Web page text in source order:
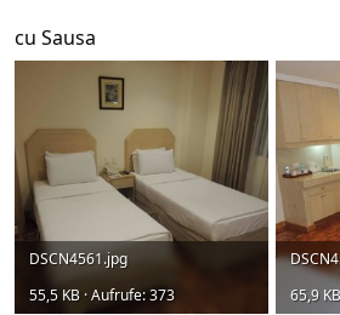
cu Sausa
DSCN4561.jpg
55,5 KB · Aufrufe: 373
65,9